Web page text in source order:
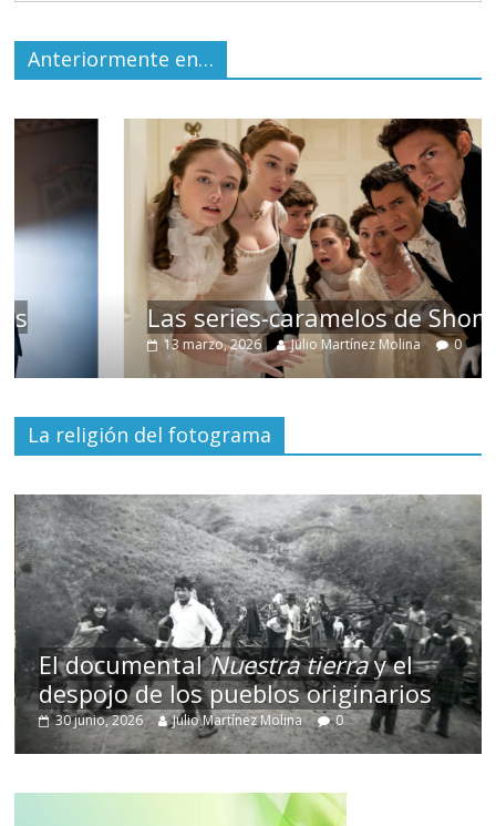
Anteriormente en…
Las series-caramelos de Shondaland
13 marzo, 2026 Julio Martínez Molina 0
La religión del fotograma
El documentalNuestra tierray el
despojo de los pueblos originarios
30 junio, 2026 Julio Martínez Molina 0